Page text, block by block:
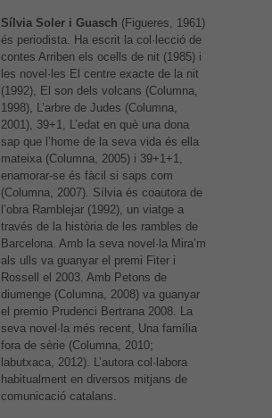
Sílvia Soler i Guasch (Figueres, 1961)
és periodista. Ha escrit la col·lecció de
contes Arriben els ocells de nit (1985) i
les novel·les El centre exacte de la nit
(1992), El son dels volcans (Columna,
1998), L’arbre de Judes (Columna,
2001), 39+1, L’edat en què una dona
sap que l’home de la seva vida és ella
mateixa (Columna, 2005) i 39+1+1,
enamorar-se és fàcil si saps com
(Columna, 2007). Sílvia és coautora de
l’obra Ramblejar (1992), un viatge a
través de la història de les rambles de
Barcelona. Amb la seva novel·la Mira’m
als ulls va guanyar el premi Fiter i
Rossell el 2003. Amb Petons de
diumenge (Columna, 2008) va guanyar
el premio Prudenci Bertrana 2008. La
seva novel·la més recent, Una família
fora de sèrie (Columna, 2010;
labutxaca, 2012). L’autora col·labora
habitualment en diversos mitjans de
comunicació catalans.